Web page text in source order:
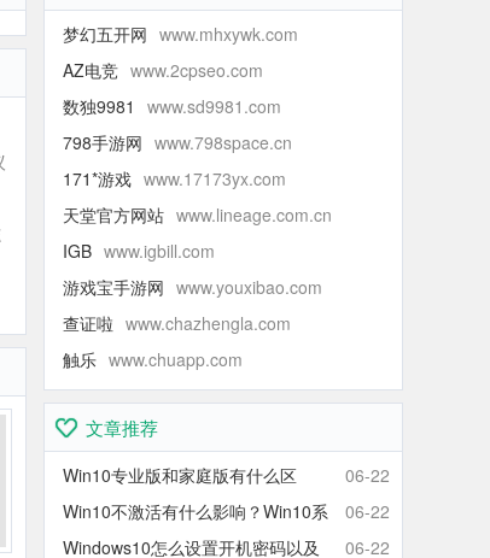
梦幻五开网 www.mhxywk.com
AZ电竞 www.2cpseo.com
数独9981
www.sd9981.com
798手游网 www.798space.cn
171*游戏 www.17173yx.com
天堂官方网站 www.lineage.com.cn
IGB www.igbill.com
游戏宝手游网 www.youxibao.com
查证啦 www.chazhengla.com
触乐 www.chuapp.com
文章推荐
Win10专业版和家庭版有什么区
别？Win10家庭版和专业版区别对
比
06-22
Win10不激活有什么影响？Win10系
统不激活可以使用吗？会卡吗？
06-22
Windows10怎么设置开机密码以及
06-22